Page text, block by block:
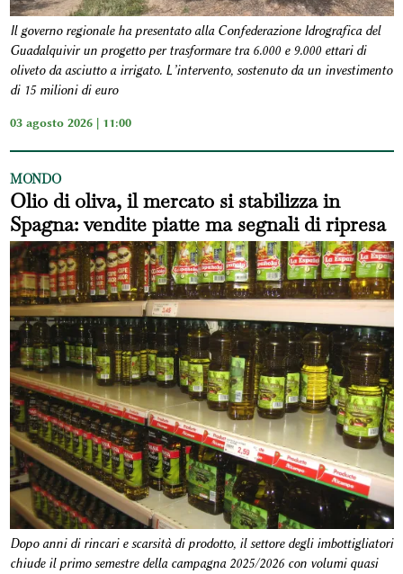
Il governo regionale ha presentato alla Confederazione Idrografica del
Guadalquivir un progetto per trasformare tra 6.000 e 9.000 ettari di
oliveto da asciutto a irrigato. L’intervento, sostenuto da un investimento
di 15 milioni di euro
03 agosto 2026 | 11:00
MONDO
Olio di oliva, il mercato si stabilizza in
Spagna: vendite piatte ma segnali di ripresa
Dopo anni di rincari e scarsità di prodotto, il settore degli imbottigliatori
chiude il primo semestre della campagna 2025/2026 con volumi quasi